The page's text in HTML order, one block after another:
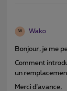
W Wako
Bonjour, je me
Comment
un
Merci d’avance,